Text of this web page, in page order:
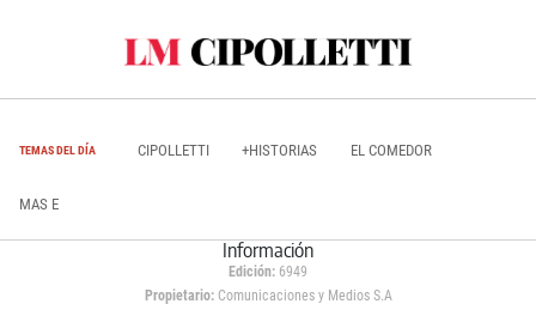
TEMAS DEL DÍA CIPOLLETTI +HISTORIAS EL COMEDOR
MAS E
Información
Edición: 6949
Propietario:Comunicaciones y Medios S.A